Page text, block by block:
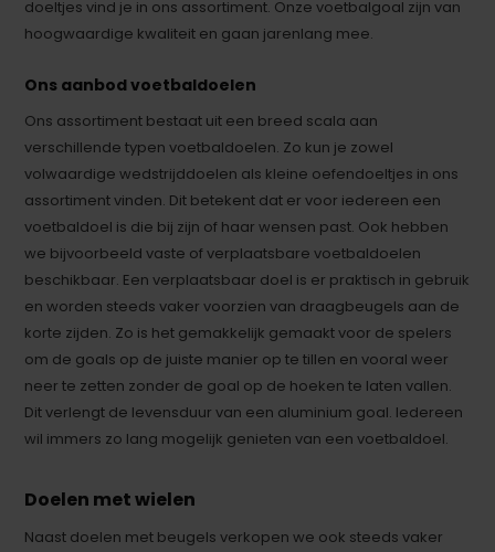
doeltjes vind je in ons assortiment. Onze voetbalgoal zijn van
hoogwaardige kwaliteit en gaan jarenlang mee.
Ons aanbod voetbaldoelen
Ons assortiment bestaat uit een breed scala aan
verschillende typen voetbaldoelen. Zo kun je zowel
volwaardige wedstrijddoelen als kleine oefendoeltjes in ons
assortiment vinden. Dit betekent dat er voor iedereen een
voetbaldoel is die bij zijn of haar wensen past. Ook hebben
we bijvoorbeeld vaste of verplaatsbare voetbaldoelen
beschikbaar. Een verplaatsbaar doel is er praktisch in gebruik
en worden steeds vaker voorzien van draagbeugels aan de
korte zijden. Zo is het gemakkelijk gemaakt voor de spelers
om de goals op de juiste manier op te tillen en vooral weer
neer te zetten zonder de goal op de hoeken te laten vallen.
Dit verlengt de levensduur van een aluminium goal. Iedereen
wil immers zo lang mogelijk genieten van een voetbaldoel.
Doelen met wielen
Naast doelen met beugels verkopen we ook steeds vaker